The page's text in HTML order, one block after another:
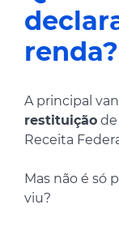
renda?
A principal
restituição
Receita
Mas não é só
viu?